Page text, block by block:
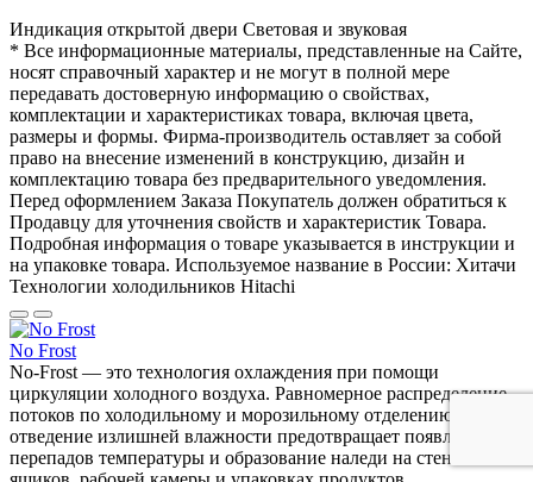
Индикация открытой двери Световая и звуковая
* Все информационные материалы, представленные на Сайте,
носят справочный характер и не могут в полной мере
передавать достоверную информацию о свойствах,
комплектации и характеристиках товара, включая цвета,
размеры и формы. Фирма-производитель оставляет за собой
право на внесение изменений в конструкцию, дизайн и
комплектацию товара без предварительного уведомления.
Перед оформлением Заказа Покупатель должен обратиться к
Продавцу для уточнения свойств и характеристик Товара.
Подробная информация о товаре указывается в инструкции и
на упаковке товара. Используемое название в России: Хитачи
Технологии холодильников Hitachi
No Frost
No-Frost — это технология охлаждения при помощи
циркуляции холодного воздуха. Равномерное распределение
потоков по холодильному и морозильному отделению, а также
отведение излишней влажности предотвращает появление
перепадов температуры и образование наледи на стенках